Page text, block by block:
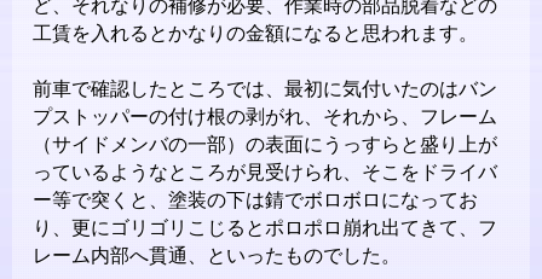
ど、それなりの補修が必要、作業時の部品脱着などの
工賃を入れるとかなりの金額になると思われます。
前車で確認したところでは、最初に気付いたのはバン
プストッパーの付け根の剥がれ、それから、フレーム
（サイドメンバの一部）の表面にうっすらと盛り上が
っているようなところが見受けられ、そこをドライバ
ー等で突くと、塗装の下は錆でボロボロになってお
り、更にゴリゴリこじるとポロポロ崩れ出てきて、フ
レーム内部へ貫通、といったものでした。